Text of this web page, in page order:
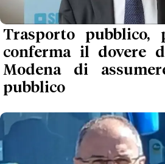
Trasporto pubblico,
conferma il dovere
Modena di
pubblico